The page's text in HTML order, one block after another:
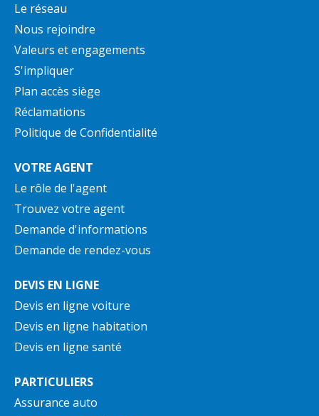
Le réseau
Nous rejoindre
Valeurs et engagements
S'impliquer
Plan accès siège
Réclamations
Politique de Confidentialité
VOTRE AGENT
Le rôle de l'agent
Trouvez votre agent
Demande d'informations
Demande de rendez-vous
DEVIS EN LIGNE
Devis en ligne voiture
Devis en ligne habitation
Devis en ligne santé
PARTICULIERS
Assurance auto